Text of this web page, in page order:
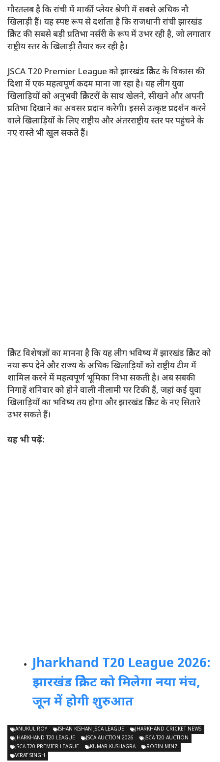
गौरतलब है कि रांची में मार्की प्लेयर श्रेणी में सबसे अधिक नौ
खिलाड़ी हैं। यह स्पष्ट रूप से दर्शाता है कि राजधानी रांची झारखंड
क्रिकेट की सबसे बड़ी प्रतिभा नर्सरी के रूप में उभर रही है, जो लगातार
राष्ट्रीय स्तर के खिलाड़ी तैयार कर रही है।
JSCA T20 Premier League को झारखंड क्रिकेट के विकास की
दिशा में एक महत्वपूर्ण कदम माना जा रहा है। यह लीग युवा
खिलाड़ियों को अनुभवी क्रिकेटरों के साथ खेलने, सीखने और अपनी
प्रतिभा दिखाने का अवसर प्रदान करेगी। इससे उत्कृष्ट प्रदर्शन करने
वाले खिलाड़ियों के लिए राष्ट्रीय और अंतरराष्ट्रीय स्तर पर पहुंचने के
नए रास्ते भी खुल सकते हैं।
क्रिकेट विशेषज्ञों का मानना ​​है कि यह लीग भविष्य में झारखंड क्रिकेट को
नया रूप देने और राज्य के अधिक खिलाड़ियों को राष्ट्रीय टीम में
शामिल करने में महत्वपूर्ण भूमिका निभा सकती है। अब सबकी
निगाहें शनिवार को होने वाली नीलामी पर टिकी हैं, जहां कई युवा
खिलाड़ियों का भविष्य तय होगा और झारखंड क्रिकेट के नए सितारे
उभर सकते हैं।
यह भी पढ़ें:
Jharkhand T20 League 2026:
झारखंड क्रिकेट को मिलेगा नया मंच,
जून में होगी शुरुआत
ANUKUL ROY ISHAN KISHAN JSCA LEAGUE
JHARKHAND CRICKET NEWS
JHARKHAND T20 LEAGUE
JSCA AUCTION 2026
JSCA T20 AUCTION
JSCA T20 PREMIER LEAGUE
KUMAR KUSHAGRA
ROBIN MINZ
VIRAT SINGH